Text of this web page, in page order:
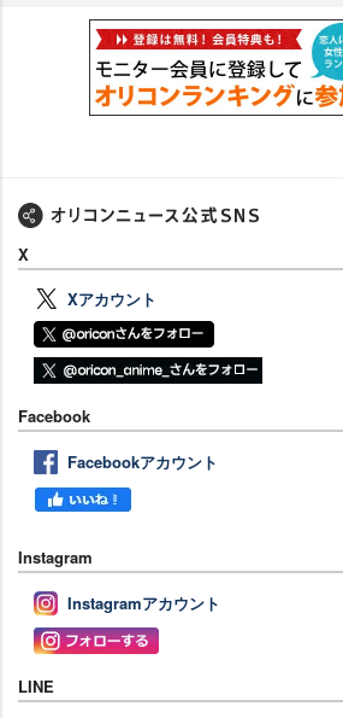
X
Xアカウント
Facebook
Facebookアカウント
Instagram
Instagramアカウント
LINE